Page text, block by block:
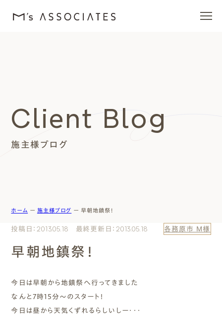
エムズを愛する人たち
施工事例
エムズのこと
0120-40-6613
まずは相談する[無料]
施主様ブログ
Client Blog
ホーム ー 施主様ブログ ー早朝地鎮祭！
投稿日：2013.05.18 最終更新日：2013.05.18 各務原市 M様
早朝地鎮祭！
今日は早朝から地鎮祭へ行ってきました
なんと7時15分～のスタート！
今日は昼から天気くずれるらしいしー・・・